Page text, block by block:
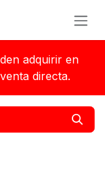
adquirir en
directa.